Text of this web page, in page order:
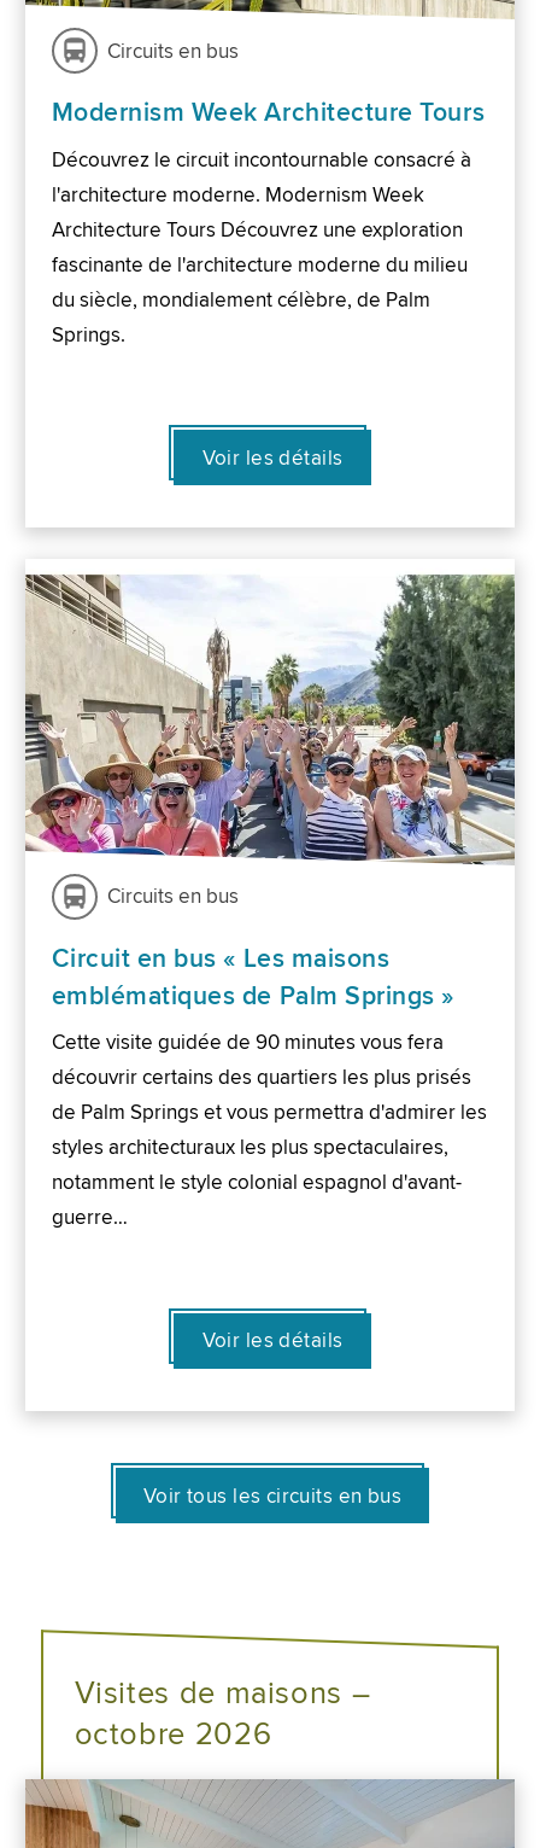
Circuits en bus
Modernism Week Architecture Tours
Découvrez le circuit incontournable consacré à
l'architecture moderne. Modernism Week
Architecture Tours Découvrez une exploration
fascinante de l'architecture moderne du milieu
du siècle, mondialement célèbre, de Palm
Springs.
Voir les détails
Circuits en bus
Circuit en bus « Les maisons
emblématiques de Palm Springs »
Cette visite guidée de 90 minutes vous fera
découvrir certains des quartiers les plus prisés
de Palm Springs et vous permettra d'admirer les
styles architecturaux les plus spectaculaires,
notamment le style colonial espagnol d'avant-
guerre…
Voir les détails
Voir tous les circuits en bus
Visites de maisons –
octobre 2026